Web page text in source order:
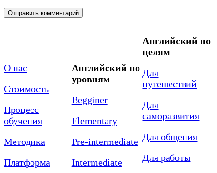
О нас
Стоимость
Процесс
обучения
Методика
Платформа
Английский по
уровням
Begginer
Elementary
Pre-intermediate
Intermediate
Английский по
целям
Для
путешествий
Для
саморазвития
Для общения
Для работы